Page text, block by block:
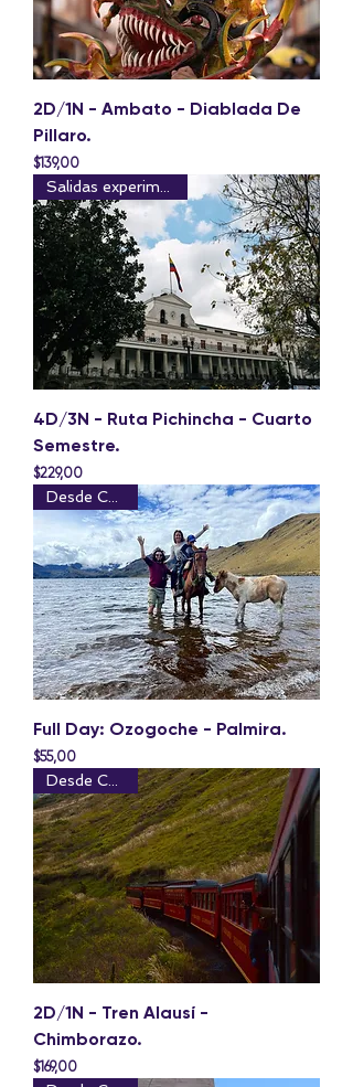
2D/1N - Ambato - Diablada De
Pillaro.
Precio
$139,00
4D/3N - Ruta Pichincha - Cuarto
Semestre.
Precio
$229,00
Full Day: Ozogoche - Palmira.
Precio
$55,00
2D/1N - Tren Alausí -
Chimborazo.
Precio
$169,00